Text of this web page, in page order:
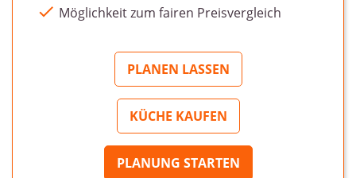
Möglichkeit zum fairen Preisvergleich
PLANEN LASSEN
KÜCHE KAUFEN
PLANUNG STARTEN